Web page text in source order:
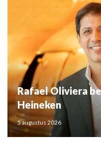
Rafael Oliviera
Heineken
5 augustus 2026